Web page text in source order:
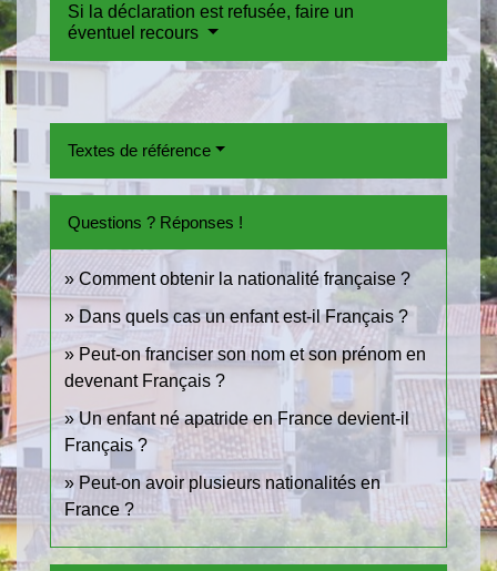
Si la déclaration est refusée, faire un
éventuel recours
Textes de référence
Questions ? Réponses !
Comment obtenir la nationalité française ?
Dans quels cas un enfant est-il Français ?
Peut-on franciser son nom et son prénom en
devenant Français ?
Un enfant né apatride en France devient-il
Français ?
Peut-on avoir plusieurs nationalités en
France ?